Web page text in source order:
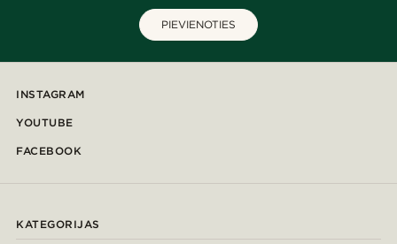
PIEVIENOTIES
INSTAGRAM
YOUTUBE
FACEBOOK
KATEGORIJAS